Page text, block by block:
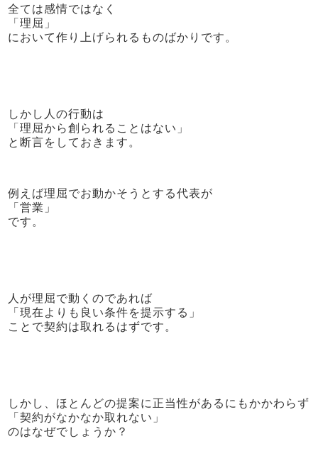
全ては感情ではなく
「理屈」
において作り上げられるものばかりです。
しかし人の行動は
「理屈から創られることはない」
と断言をしておきます。
例えば理屈でお動かそうとする代表が
「営業」
です。
人が理屈で動くのであれば
「現在よりも良い条件を提示する」
ことで契約は取れるはずです。
しかし、ほとんどの提案に正当性があるにもかかわらず
「契約がなかなか取れない」
のはなぜでしょうか？